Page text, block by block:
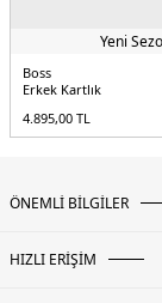
Yeni
Boss
Erkek Kartlık
4.895,00 TL
ÖNEMLİ BİLGİLER
HIZLI ERİŞİM